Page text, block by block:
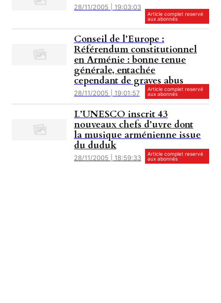
28/11/2005 | 19:03:03
Article complet reservé
aux abonnés
Conseil de l’Europe :
Référendum constitutionnel
en Arménie : bonne tenue
générale, entachée
cependant de graves abus
28/11/2005 | 19:01:57
Article complet reservé
aux abonnés
L’UNESCO inscrit 43
nouveaux chefs d’uvre dont
la musique arménienne issue
du duduk
28/11/2005 | 18:59:33
Article complet reservé
aux abonnés